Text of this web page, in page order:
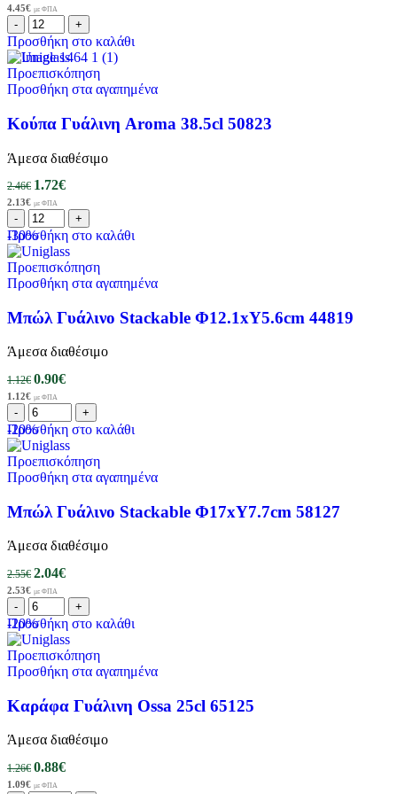
4.45€ με ΦΠΑ
Προσθήκη στο καλάθι
-30%
Προεπισκόπηση
Προσθήκη στα αγαπημένα
Κούπα Γυάλινη Aroma 38.5cl 50823
Άμεσα διαθέσιμο
2.46€ 1.72€
2.13€ με ΦΠΑ
Προσθήκη στο καλάθι
-20%
Προεπισκόπηση
Προσθήκη στα αγαπημένα
Μπώλ Γυάλινο Stackable Φ12.1xΥ5.6cm 44819
Άμεσα διαθέσιμο
1.12€ 0.90€
1.12€ με ΦΠΑ
Προσθήκη στο καλάθι
-20%
Προεπισκόπηση
Προσθήκη στα αγαπημένα
Μπώλ Γυάλινο Stackable Φ17xΥ7.7cm 58127
Άμεσα διαθέσιμο
2.55€ 2.04€
2.53€ με ΦΠΑ
Προσθήκη στο καλάθι
Προεπισκόπηση
Προσθήκη στα αγαπημένα
Καράφα Γυάλινη Ossa 25cl 65125
Άμεσα διαθέσιμο
1.26€ 0.88€
1.09€ με ΦΠΑ